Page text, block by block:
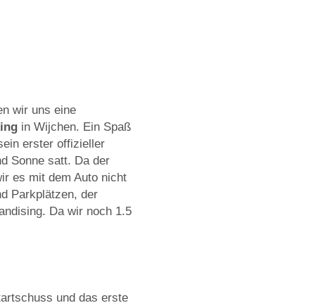
wir uns eine
in Wijchen. Ein Spaß
erster offizieller
Sonne satt. Da der
es mit dem Auto nicht
Parkplätzen, der
Da wir noch 1.5
und das erste